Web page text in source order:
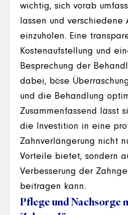
wichtig, sich vorab
lassen und verschiedene
einzuholen. Eine
Kostenaufstellung und
Besprechung der
dabei, böse
und die Behandlung
Zusammenfassend lässt
die Investition in eine
Zahnverlängerung nicht
Vorteile bietet, sondern
Verbesserung der
beitragen kann.
Pflege und Nachsorge